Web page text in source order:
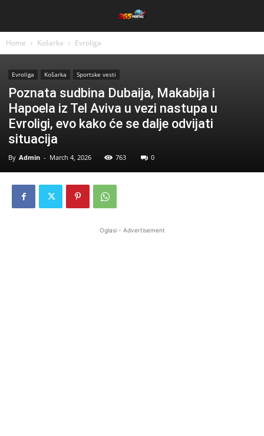
Home Košarka Evroliga
Evroliga Košarka Sportske vesti
Poznata sudbina Dubaija, Makabija i
Hapoela iz Tel Aviva u vezi nastupa u
Evroligi, evo kako će se dalje odvijati
situacija
By Admin - March 4, 2026 763 0
Oglasi - Advertisement